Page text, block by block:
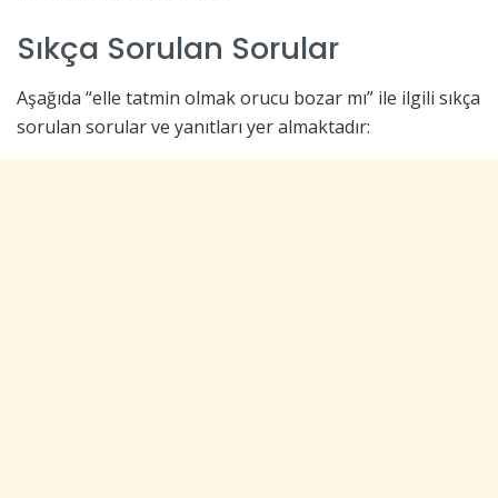
Sıkça Sorulan Sorular
Aşağıda “elle tatmin olmak orucu bozar mı” ile ilgili sıkça
sorulan sorular ve yanıtları yer almaktadır: